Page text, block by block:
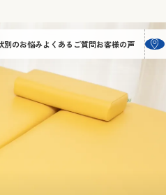
お知らせ ブログ
よくあるご質問 お客様の声 アクセス